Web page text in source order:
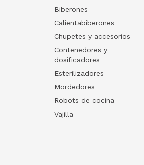
Biberones
Calientabiberones
Chupetes y accesorios
Contenedores y
dosificadores
Esterilizadores
Mordedores
Robots de cocina
Vajilla